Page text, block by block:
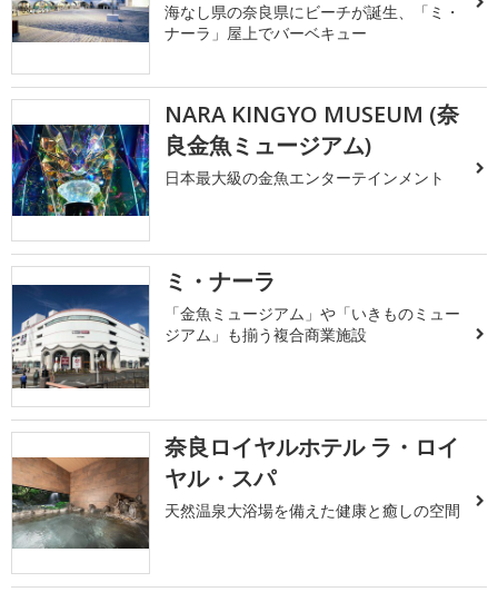
海なし県の奈良県にビーチが誕生、「ミ・
ナーラ」屋上でバーベキュー
NARA KINGYO MUSEUM (奈
良金魚ミュージアム)
日本最大級の金魚エンターテインメント
ミ・ナーラ
「金魚ミュージアム」や「いきものミュー
ジアム」も揃う複合商業施設
奈良ロイヤルホテル ラ・ロイ
ヤル・スパ
天然温泉大浴場を備えた健康と癒しの空間